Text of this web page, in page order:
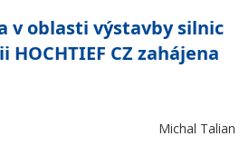
v oblasti výstavby silnic
CZ zahájena
Michal Talian